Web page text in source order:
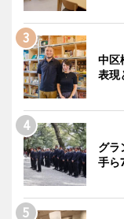
中区
表現
グ
手ら